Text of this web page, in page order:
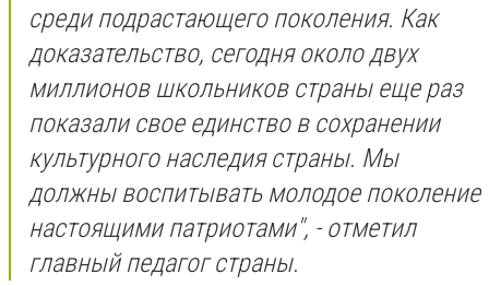
среди подрастающего поколения. Как
доказательство, сегодня около двух
миллионов школьников страны еще раз
показали свое единство в сохранении
культурного наследия страны. Мы
должны воспитывать молодое поколение
настоящими патриотами", - отметил
главный педагог страны.